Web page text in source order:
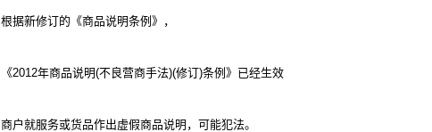
根据新修订的《商品说明条例》，
《2012年商品说明(不良营商手法)(修订)条例》已经生效
商户就服务或货品作出虚假商品说明，可能犯法。